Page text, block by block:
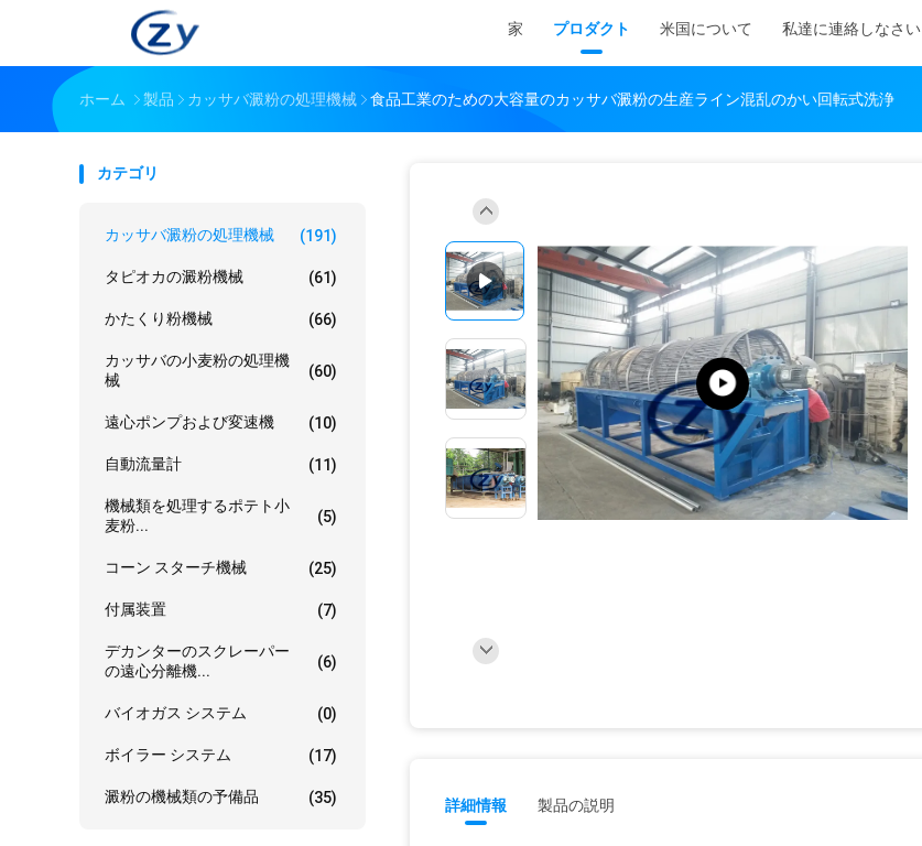
家 プロダクト 米国について 私達に連絡しなさい
ホーム 製品 カッサバ澱粉の処理機械 食品工業のための大容量のカッサバ澱粉の生産ライン混乱のかい回転式洗浄
カテゴリ
カッサバ澱粉の処理機械 (191)
タピオカの澱粉機械 (61)
かたくり粉機械 (66)
カッサバの小麦粉の処理機
械
(60)
遠心ポンプおよび変速機 (10)
自動流量計 (11)
機械類を処理するポテト小
麦粉...
(5)
コーン スターチ機械 (25)
付属装置 (7)
デカンターのスクレーパー
の遠心分離機...
(6)
バイオガス システム (0)
ボイラー システム (17)
澱粉の機械類の予備品 (35) 詳細情報 製品の説明